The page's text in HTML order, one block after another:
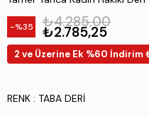
35 ₺4.285,00
₺2.785,25
2 ve Üzerine Ek %60 İndirim
RENK : TABA DERI